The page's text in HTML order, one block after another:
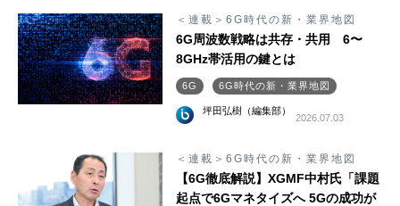
＜連載＞6G時代の新・業界地図
6G周波数戦略は共存・共用 6〜
8GHz帯活用の鍵とは
6G 6G時代の新・業界地図
坪田弘樹（編集部）
2026.07.03
＜連載＞6G時代の新・業界地図
【6G徹底解説】XGMF中村氏「課題
起点で6Gマネタイズへ 5Gの成功が